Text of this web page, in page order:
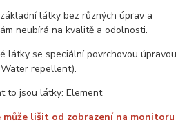
látky bez různých úprav a
neubírá na kvalitě a odolnosti.
látky se speciální povrchovou úpravou
repellent).
to jsou látky: Element
může lišit od zobrazení na monitoru